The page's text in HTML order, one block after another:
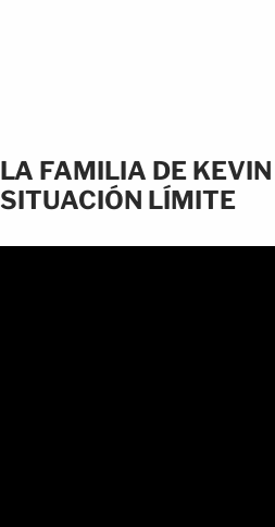
LA FAMILIA DE
SITUACIÓN LÍMITE